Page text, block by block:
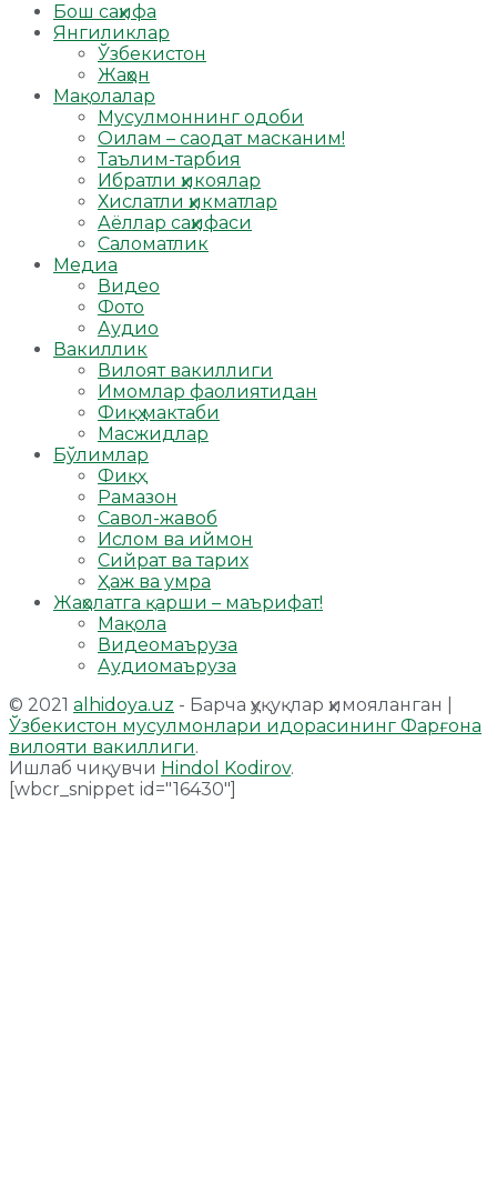
Бош саҳифа
Янгиликлар
Ўзбекистон
Жаҳон
Мақолалар
Мусулмоннинг одоби
Оилам – саодат масканим!
Таълим-тарбия
Ибратли ҳикоялар
Хислатли ҳикматлар
Аёллар саҳифаси
Саломатлик
Медиа
Видео
Фото
Аудио
Вакиллик
Вилоят вакиллиги
Имомлар фаолиятидан
Фиқҳ мактаби
Масжидлар
Бўлимлар
Фиқҳ
Рамазон
Савол-жавоб
Ислом ва иймон
Сийрат ва тарих
Ҳаж ва умра
Жаҳолатга қарши – маърифат!
Мақола
Видеомаъруза
Аудиомаъруза
© 2021 alhidoya.uz - Барча ҳуқуқлар ҳимояланган |
Ўзбекистон мусулмонлари идорасининг Фарғона
вилояти вакиллиги.
Ишлаб чиқувчи Hindol Kodirov.
[wbcr_snippet id="16430"]